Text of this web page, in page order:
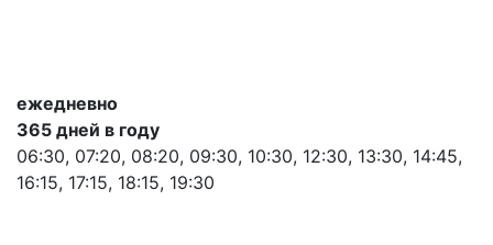
ежедневно
365 дней в году
06:30, 07:20, 08:20, 09:30, 10:30, 12:30, 13:30, 14:45,
16:15, 17:15, 18:15, 19:30